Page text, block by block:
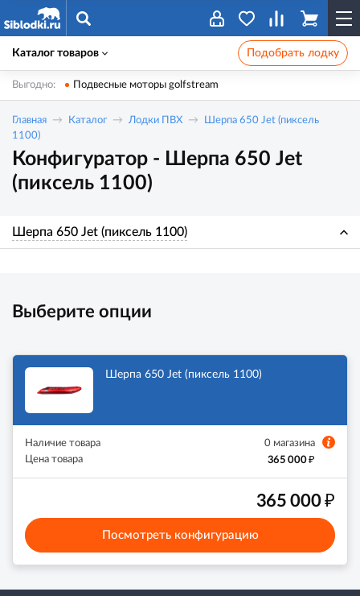
Каталог товаров Подобрать лодку
Выгодно: Подвесные моторы golfstream
Главная Каталог Лодки ПВХ
Шерпа 650 Jet (пиксель
1100)
Конфигуратор - Шерпа 650 Jet
(пиксель 1100)
Шерпа 650 Jet (пиксель 1100)
Выберите опции
Шерпа 650 Jet (пиксель 1100)
Наличие товара
0 магазина
Цена товара
365 000₽
365 000₽
Посмотреть конфигурацию